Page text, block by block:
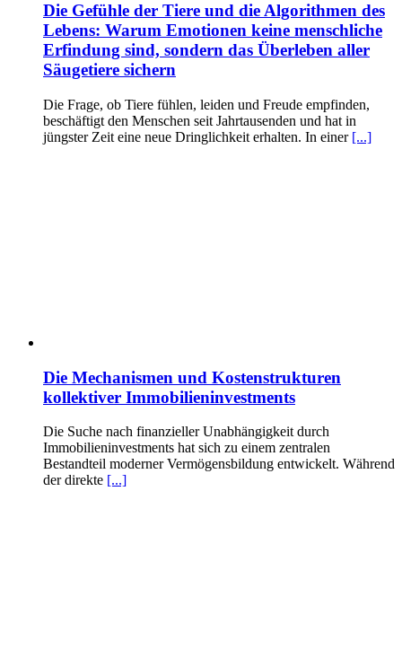
Die Gefühle der Tiere und die Algorithmen des
Lebens: Warum Emotionen keine menschliche
Erfindung sind, sondern das Überleben aller
Säugetiere sichern
Die Frage, ob Tiere fühlen, leiden und Freude empfinden,
beschäftigt den Menschen seit Jahrtausenden und hat in
jüngster Zeit eine neue Dringlichkeit erhalten. In einer [...]
Die Mechanismen und Kostenstrukturen
kollektiver Immobilieninvestments
Die Suche nach finanzieller Unabhängigkeit durch
Immobilieninvestments hat sich zu einem zentralen
Bestandteil moderner Vermögensbildung entwickelt. Während
der direkte [...]